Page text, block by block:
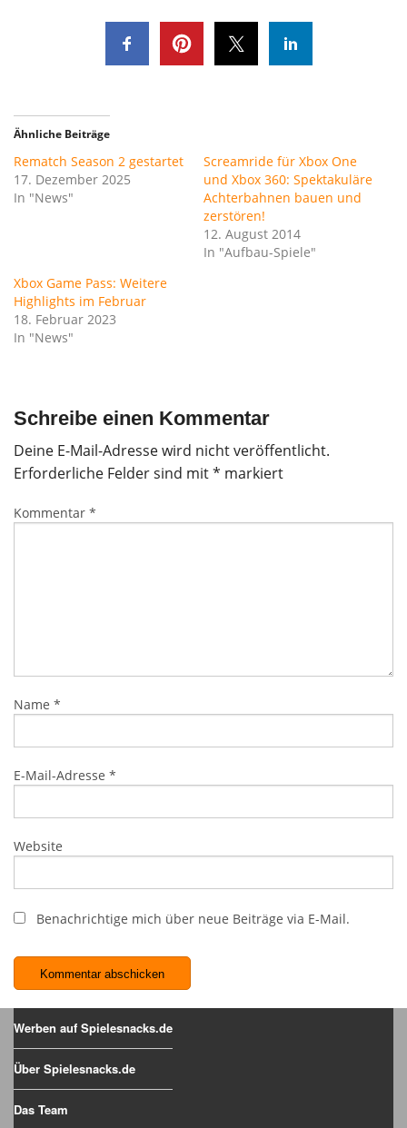
Ähnliche Beiträge
Rematch Season 2 gestartet
17. Dezember 2025
In "News"
Screamride für Xbox One
und Xbox 360: Spektakuläre
Achterbahnen bauen und
zerstören!
12. August 2014
In "Aufbau-Spiele"
Xbox Game Pass: Weitere
Highlights im Februar
18. Februar 2023
In "News"
Schreibe einen Kommentar
Deine E-Mail-Adresse wird nicht veröffentlicht.
Erforderliche Felder sind mit* markiert
Kommentar *
Name *
E-Mail-Adresse *
Website
Benachrichtige mich über neue Beiträge via E-Mail.
Werben auf Spielesnacks.de
Über Spielesnacks.de
Das Team